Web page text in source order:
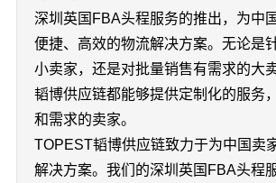
深圳英国FBA头程服务的推出，为中
便捷、高效的物流解决方案。无论是
小卖家，还是对批量销售有需求的大
韬博供应链都能够提供定制化的服务
和需求的卖家。
TOPEST韬博供应链致力于为中国卖
解决方案。我们的深圳英国FBA头程